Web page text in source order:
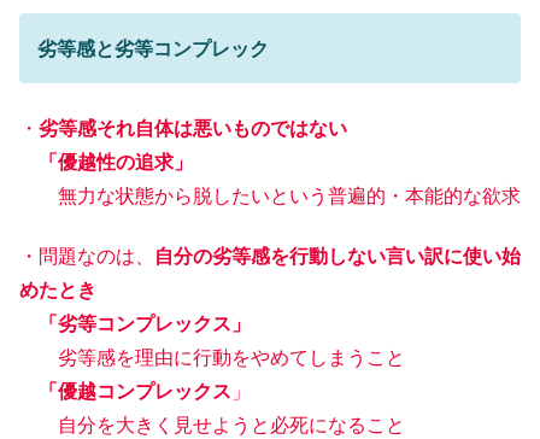
劣等感と劣等コンプレック
・ 劣等感それ自体は悪いものではない
「優越性の追求」
無力な状態から脱したいという普遍的・本能的な欲求
・問題なのは、 自分の劣等感を行動しない言い訳に使い始
めたとき
「劣等コンプレックス」
劣等感を理由に行動をやめてしまうこと
「優越コンプレックス 」
自分を大きく見せようと必死になること